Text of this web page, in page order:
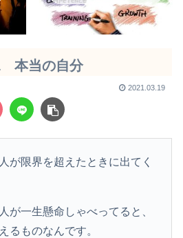
本当の自分
2021.03.19
が限界を超えたときに出てく
が一生懸命しゃべってると、
るものなんです。